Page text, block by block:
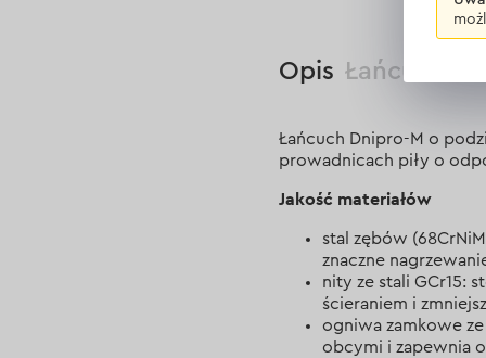
Opis Łańcuch
Łańcuch Dnipro-M o
prowadnicach piły o
Jakość materiałów
stal zębów
znaczne
nity ze stali GCr15:
ścieraniem i
ogniwa zamkowe
obcymi i zapewnia